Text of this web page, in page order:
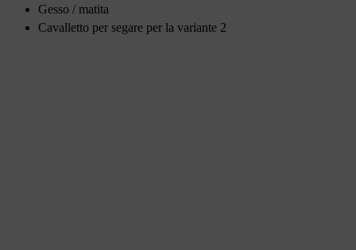
Gesso / matita
Cavalletto per segare per la variante 2